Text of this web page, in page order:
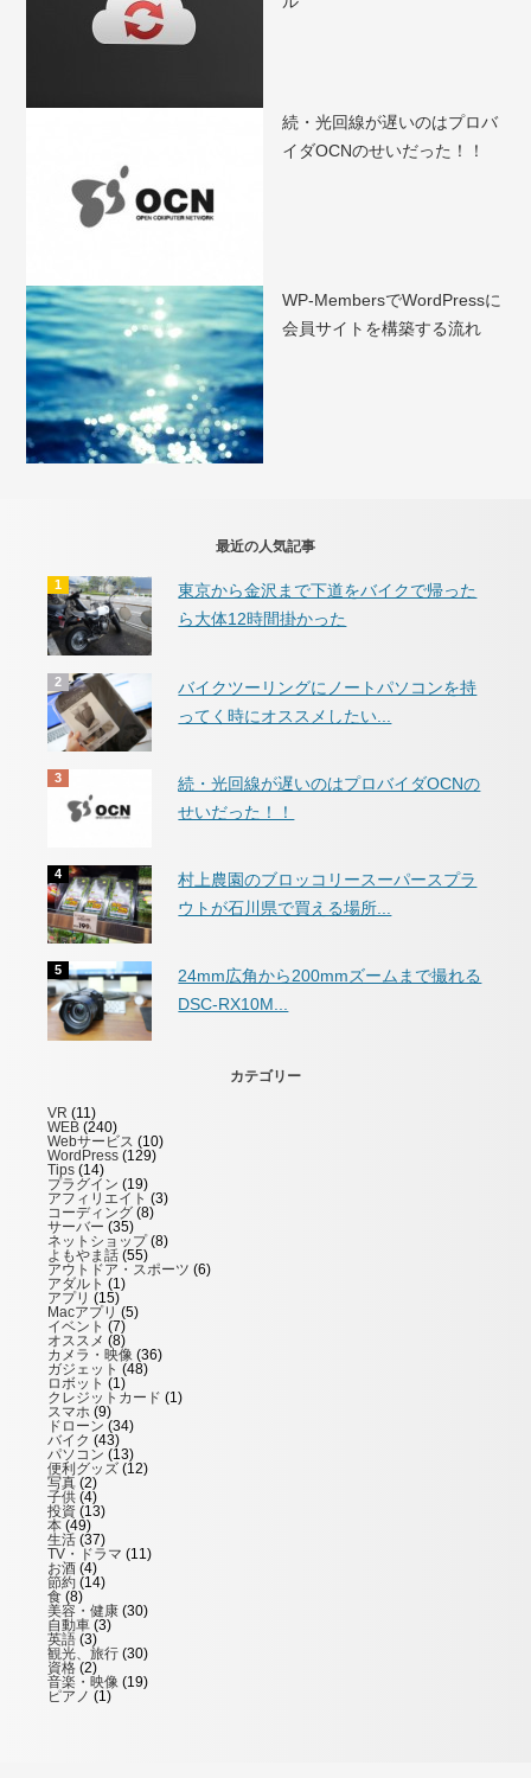
続・光回線が遅いのはプロバ
イダOCNのせいだった！！
WP-MembersでWordPressに
会員サイトを構築する流れ
最近の人気記事
東京から金沢まで下道をバイクで帰った
ら大体12時間掛かった
バイクツーリングにノートパソコンを持
ってく時にオススメしたい...
続・光回線が遅いのはプロバイダOCNの
せいだった！！
村上農園のブロッコリースーパースプラ
ウトが石川県で買える場所...
24mm広角から200mmズームまで撮れる
DSC-RX10M...
カテゴリー
VR (11)
WEB (240)
Webサービス (10)
WordPress (129)
Tips (14)
プラグイン (19)
アフィリエイト (3)
コーディング (8)
サーバー (35)
ネットショップ(8)
よもやま話 (55)
アウトドア・スポーツ (6)
アダルト (1)
アプリ (15)
Macアプリ (5)
イベント (7)
オススメ (8)
カメラ・映像 (36)
ガジェット (48)
ロボット (1)
クレジットカード (1)
スマホ (9)
ドローン (34)
バイク (43)
パソコン (13)
便利グッズ (12)
写真 (2)
子供 (4)
投資 (13)
本 (49)
生活 (37)
TV・ドラマ (11)
お酒 (4)
節約 (14)
食 (8)
美容・健康 (30)
自動車 (3)
英語 (3)
観光、旅行 (30)
資格 (2)
音楽・映像 (19)
ピアノ (1)